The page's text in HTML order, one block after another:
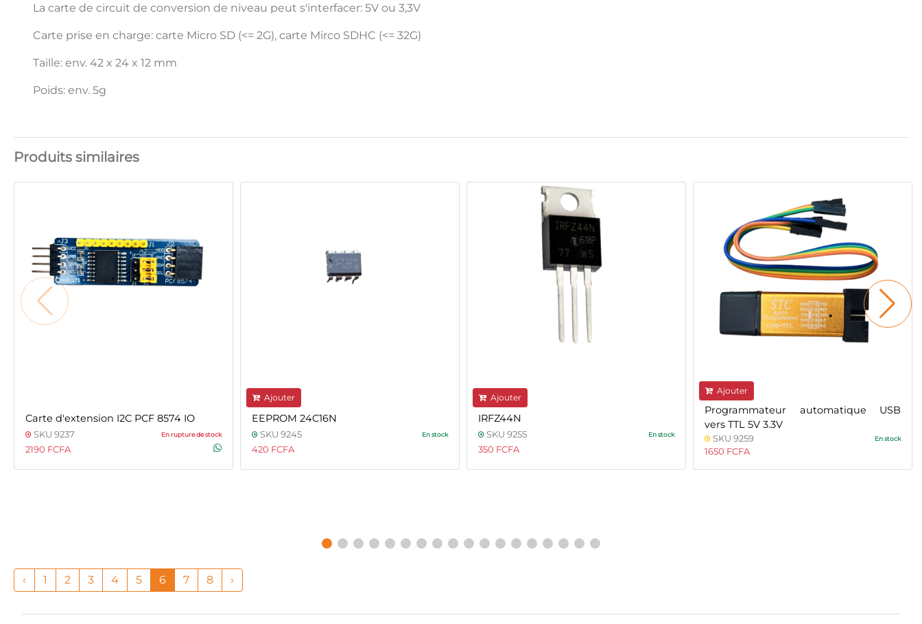
La carte de circuit de conversion de niveau peut s'interfacer: 5V ou 3,3V
Carte prise en charge: carte Micro SD (<= 2G), carte Mirco SDHC (<= 32G)
Taille: env. 42 x 24 x 12 mm
Poids: env. 5g
Produits similaires
Carte d'extension I2C PCF 8574 IO
SKU 9237 En rupture de stock
2190 FCFA
Ajouter
EEPROM 24C16N
SKU 9245 En stock
420 FCFA
Ajouter
IRFZ44N
SKU 9255 En stock
350 FCFA
Ajouter
Programmateur automatique USB
vers TTL 5V 3.3V
SKU 9259 En stock
1650 FCFA
‹ 1 2 3 4 5 6 7 8 ›